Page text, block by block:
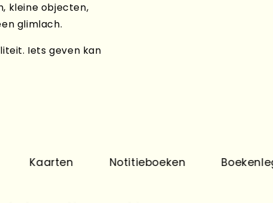
kleine objecten,
glimlach.
Iets geven kan
Kaarten Notitieboeken Boekenleggers
Kaarten